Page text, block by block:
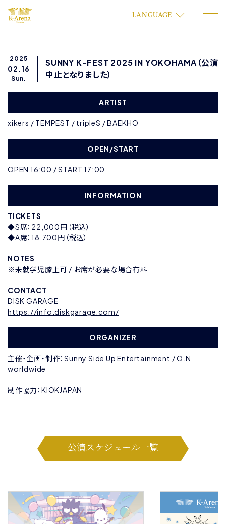
LANGUAGE
2025
02.16
Sun.
SUNNY K-FEST 2025 IN YOKOHAMA（公演
中止となりました）
ARTIST
xikers / TEMPEST / tripleS / BAEKHO
OPEN/START
OPEN 16:00 / START 17:00
INFORMATION
TICKETS
◆S席：22,000円（税込）
◆A席：18,700円（税込）
NOTES
※未就学児膝上可 / お席が必要な場合有料
CONTACT
DISK GARAGE
https://info.diskgarage.com/
ORGANIZER
主催・企画・制作：Sunny Side Up Entertainment / O.N
worldwide
制作協力：KIOKJAPAN
公演スケジュール一覧